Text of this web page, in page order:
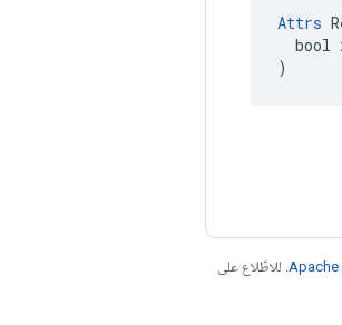
Attrs
bool
)
. للاطّلاع على